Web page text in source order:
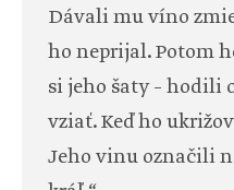
Dávali mu víno
ho neprijal. Potom
si jeho šaty – hodili
vziať. Keď ho
Jeho vinu označili